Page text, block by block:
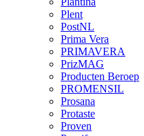
Plent
PostNL
Prima Vera
PRIMAVERA
PrizMAG
Producten Beroep
PROMENSIL
Prosana
Protaste
Proven